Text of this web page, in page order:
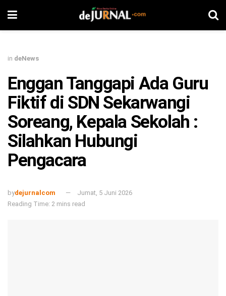
in deNews
Enggan Tanggapi Ada Guru
Fiktif di SDN Sekarwangi
Soreang, Kepala Sekolah :
Silahkan Hubungi
Pengacara
bydejurnalcom
Jumat, 5 Juni 2026
Reading Time: 2 mins read